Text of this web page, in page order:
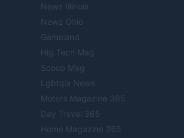
Newz Illinois
Newz Ohio
Gameland
Hig Tech Mag
Scoop Mag
Lgbtqia News
Motors Magazine 365
Day Travel 365
Home Magazine 365